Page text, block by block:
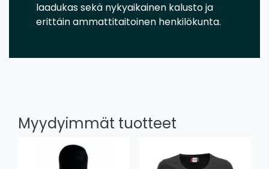
laadukas sekä nykyaikainen kalusto ja
erittäin ammattitaitoinen henkilökunta.
Myydyimmät tuotteet